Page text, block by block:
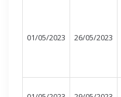
01/05/2023 26/05/2023